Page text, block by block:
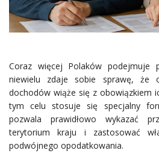
Coraz więcej Polaków podejmuje
niewielu zdaje sobie sprawę, że
dochodów wiąże się z obowiązkiem
tym celu stosuje się specjalny
pozwala prawidłowo wykazać
terytorium kraju i zastosować
podwójnego opodatkowania.